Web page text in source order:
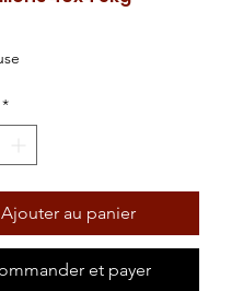
*
Ajouter au panier
et payer